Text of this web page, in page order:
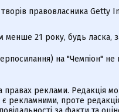
правовласника Getty
менше 21 року, будь ласка,
на "Чемпіон" не
реклами. Редакція
проте